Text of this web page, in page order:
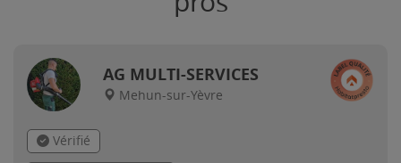
AG MULTI-SERVICES
Mehun-sur-Yèvre
Vérifié